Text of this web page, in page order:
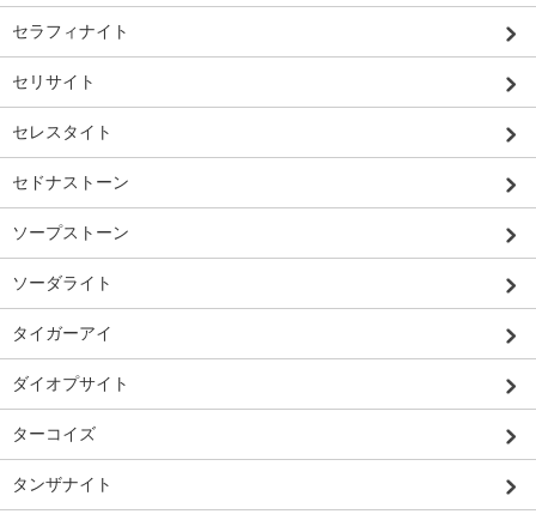
セラフィナイト
セリサイト
セレスタイト
セドナストーン
ソープストーン
ソーダライト
タイガーアイ
ダイオプサイト
ターコイズ
タンザナイト